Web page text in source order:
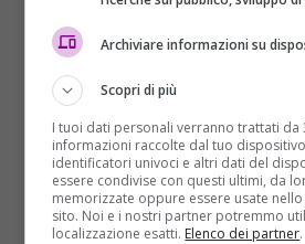
Archiviare informazioni su
Scopri di più
I tuoi dati personali verranno trattati da
informazioni raccolte dal tuo
identificatori univoci e altri dati del
essere condivise con questi ultimi, da
memorizzate oppure essere usate
sito. Noi e i nostri partner potremmo
localizzazione esatti. Elenco dei partner.